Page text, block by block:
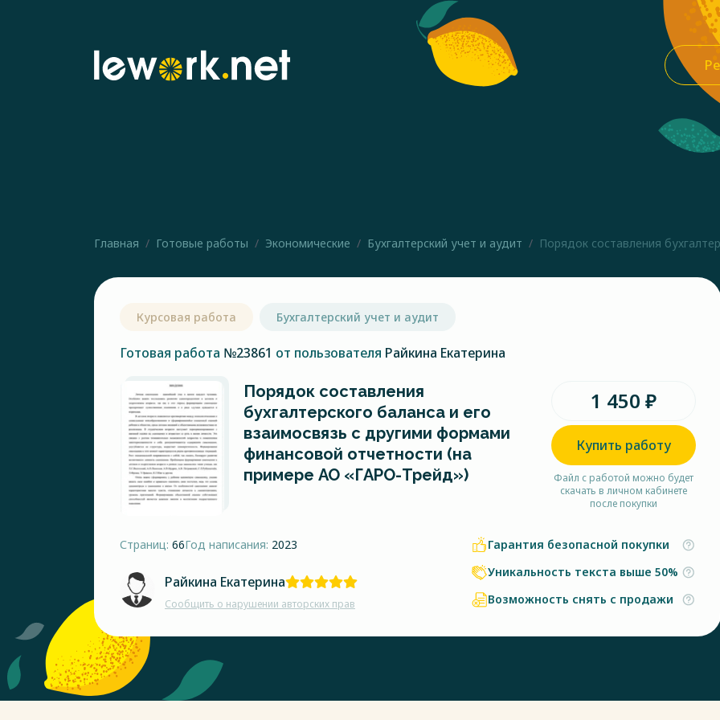
Главная Готовые работы Экономические Бухгалтерский учет и аудит Порядок составления
Курсовая работа Бухгалтерский учет и аудит
Готовая работа №23861 от пользователя Райкина Екатерина
Порядок составления
бухгалтерского баланса и его
взаимосвязь с другими формами
финансовой отчетности (на
примере АО «ГАРО-Трейд»)
1 450 ₽
Купить работу
Файл с работой можно будет
скачать в личном кабинете
после покупки
Страниц: 66Год написания: 2023
Райкина Екатерина
Сообщить о нарушении авторских прав
Гарантия безопасной покупки
Уникальность текста выше 50%
Возможность снять с продажи